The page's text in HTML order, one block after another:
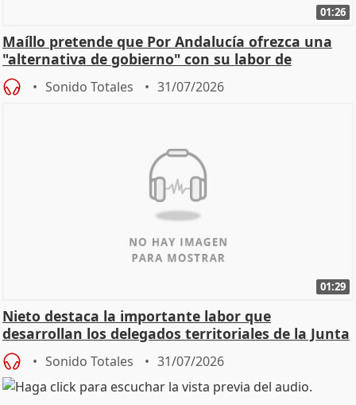
01:26
Maíllo pretende que Por Andalucía ofrezca una
"alternativa de gobierno" con su labor de
oposición
Sonido Totales 31/07/2026
01:29
Nieto destaca la importante labor que
desarrollan los delegados territoriales de la Junta
Sonido Totales 31/07/2026